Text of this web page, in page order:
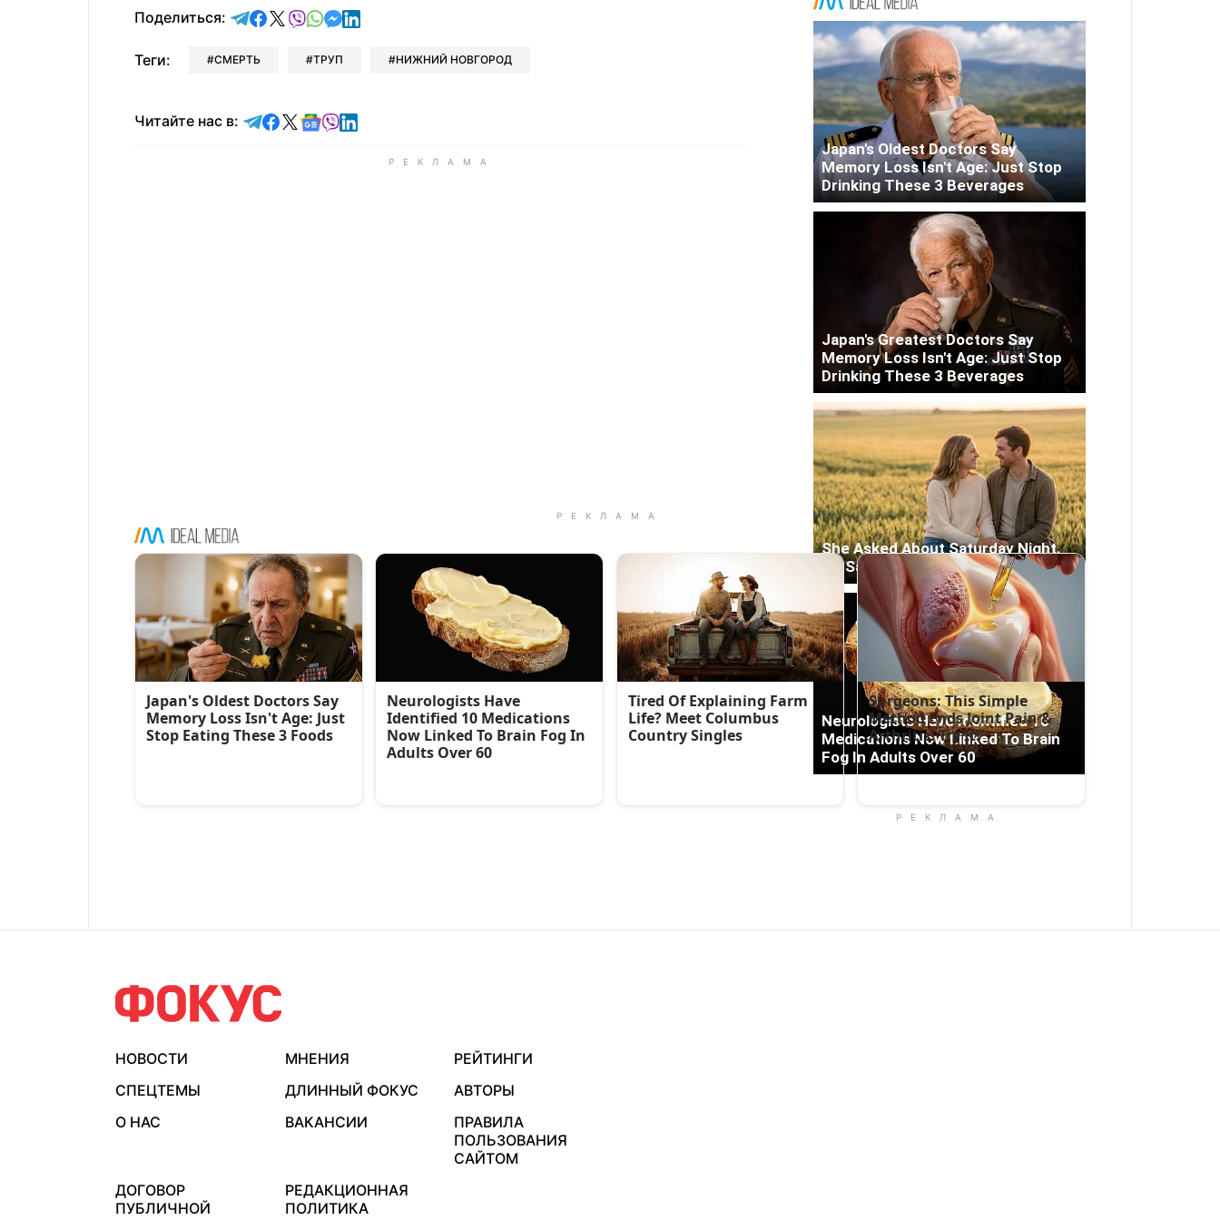
Поделиться: отправить в Telegram
поделиться в Facebook
поделиться в X
отправить в Viber
отправить в Whatsapp
отправить в Messenger
отправить в LinkedIn
Теги: СМЕРТЬ ТРУП НИЖНИЙ НОВГОРОД
Читайте нас в: Читайте в Telegram
Читайте в Facebook
Читайте в X
Читайте в Google news
Читайте в Viber
Читайте в LinkedIn
НОВОСТИ МНЕНИЯ
РЕЙТИНГИ
СПЕЦТЕМЫ
ДЛИННЫЙ ФОКУС
АВТОРЫ
О НАС
ВАКАНСИИ
ПРАВИЛА
ПОЛЬЗОВАНИЯ
САЙТОМ
ДОГОВОР
ПУБЛИЧНОЙ
РЕДАКЦИОННАЯ
ПОЛИТИКА